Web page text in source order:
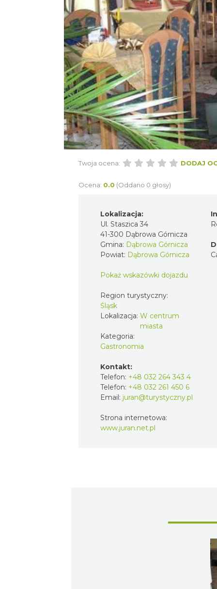
Twoja ocena: DODAJ
Ocena: 0.0 (Oddano 0 głosy)
Lokalizacja:
Ul. Staszica 34
41-300 Dąbrowa Górnicza
Gmina: Dąbrowa Górnicza
Powiat: Dąbrowa Górnicza
Pokaż wskazówki dojazdu
Region turystyczny:
Śląsk
Lokalizacja: W centrum
miasta
Kategoria:
Gastronomia
Kontakt:
Telefon: +48 032 264 343 4
Telefon: +48 032 261 450 6
Email: juran@turystyczny.pl
Strona internetowa:
www.juran.net.pl